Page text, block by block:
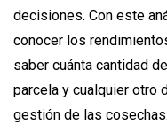
decisiones. Con este
conocer los
saber cuánta cantidad
parcela y cualquier otro
gestión de las cosechas.